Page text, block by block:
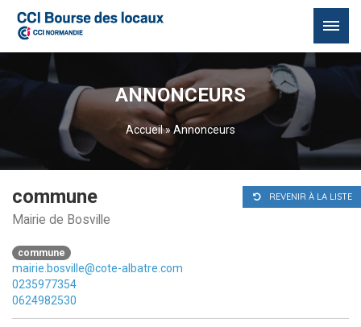
ANNONCEURS
Accueil»Annonceurs
REVENIR À LA LISTE
commune
Mairie de Bosville
commune
mairie.bosville@cote-albatre.com
0235977354
0624982530